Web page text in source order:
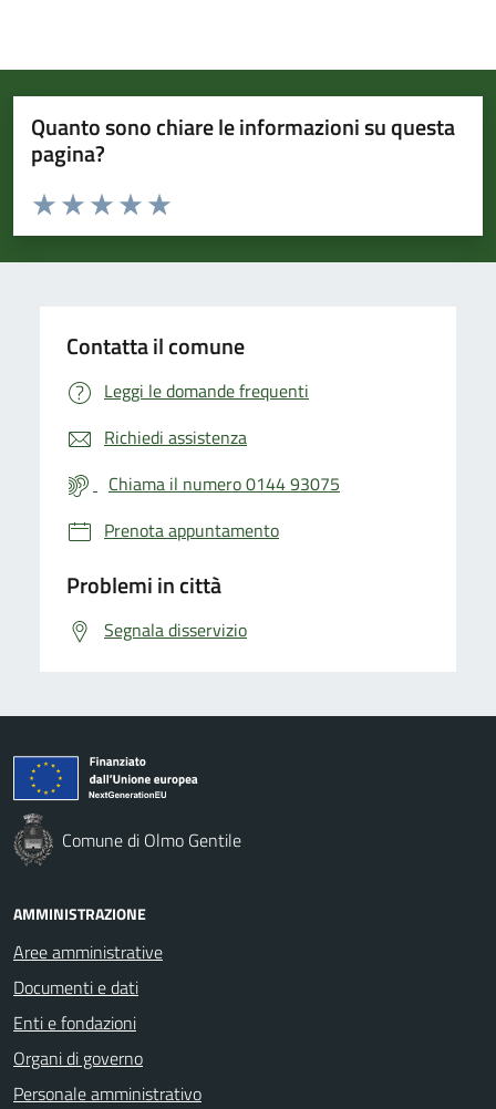
Quanto sono chiare le informazioni su questa
pagina?
Valuta da 1 a 5 stelle la pagina
Valuta 5 stelle su 5
Valuta 4 stelle su 5
Valuta 3 stelle su 5
Valuta 2 stelle su 5
Valuta 1 stelle su 5
Contatta il comune
Leggi le domande frequenti
Richiedi assistenza
Chiama il numero 0144 93075
Prenota appuntamento
Problemi in città
Segnala disservizio
Comune di Olmo Gentile
AMMINISTRAZIONE
Aree amministrative
Documenti e dati
Enti e fondazioni
Organi di governo
Personale amministrativo